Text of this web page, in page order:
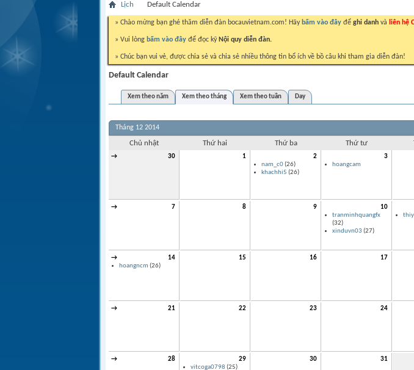
Lịch Default Calendar
» Chào mừng bạn ghé thăm diễn đàn bocauvietnam.com! Hãy bấm vào đây để ghi danh và liên hệ
» Vui lòng bấm vào đây để đọc kỹ Nội quy diễn đàn.
» Chúc bạn vui vẻ, được chia sẻ và chia sẻ nhiều thông tin bổ ích về bồ câu khi tham gia diễn đàn!
Default Calendar
Xem theo năm
Xem theo tháng Xem theo tuần Day
Tháng 12 2014
Chủ nhật Thứ hai Thứ ba Thứ tư
→ 30 1
2
nam_c0(26)
khachhi5 (26)
3
hoangcam
→ 7 8 9
10
tranminhquangfx
(32)
xinduvn03 (27)
→
14
hoangncm (26)
15 16 17
→ 21 22 23 24
→ 28
29
vitcoga0798 (25)
30 31